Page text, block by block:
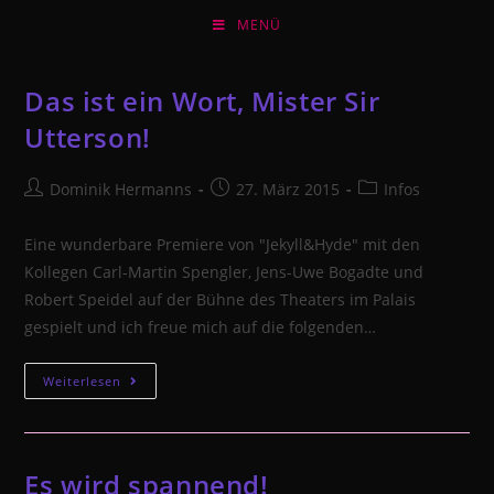
MENÜ
Das ist ein Wort, Mister Sir
Utterson!
Beitrags-
Dominik Hermanns
Beitrag27. März 2015
Beitrags-
Infos
Eine wunderbare Premiere von "Jekyll&Hyde" mit den
Kollegen Carl-Martin Spengler, Jens-Uwe Bogadte und
Robert Speidel auf der Bühne des Theaters im Palais
gespielt und ich freue mich auf die folgenden…
Weiterlesen
ist
ein
Mister
Es wird spannend!